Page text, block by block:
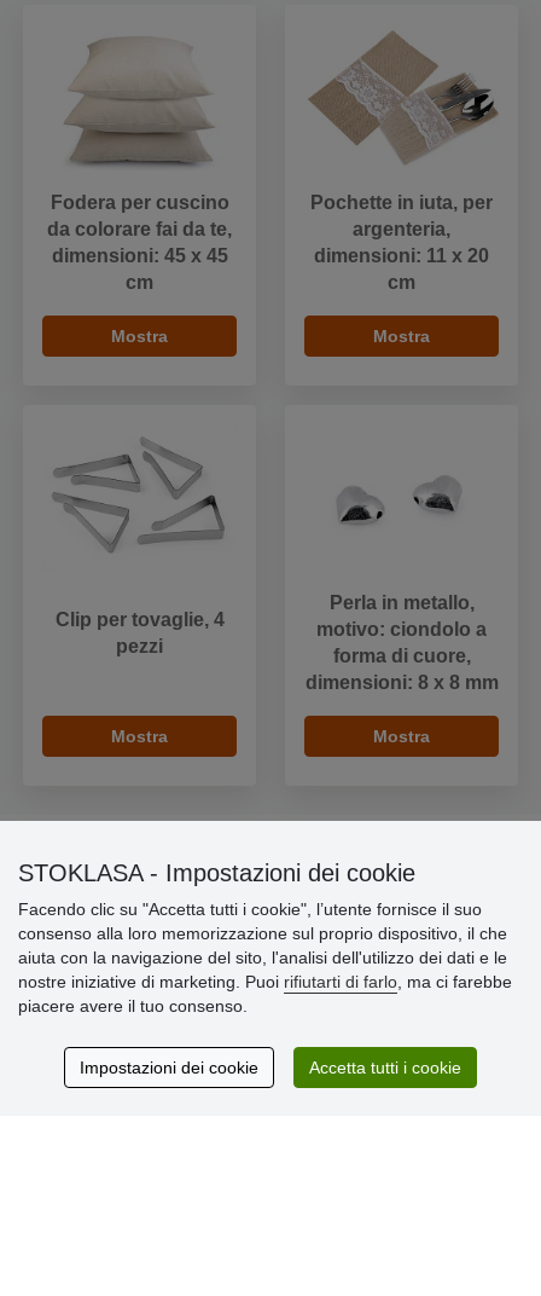
Fodera per cuscino
da colorare fai da te,
dimensioni: 45 x 45
cm
Mostra
Pochette in iuta, per
argenteria,
dimensioni: 11 x 20
cm
Mostra
Clip per tovaglie, 4
pezzi
Mostra
Perla in metallo,
motivo: ciondolo a
forma di cuore,
dimensioni: 8 x 8 mm
Mostra
» Impostazioni dei cookie
» Termini & Condizioni
» Informativa sulla Privacy
» Consegna e pagamento
» Programma fedeltà
STOKLASA - Impostazioni dei cookie
Facendo clic su "Accetta tutti i cookie", l’utente fornisce il suo
consenso alla loro memorizzazione sul proprio dispositivo, il che
aiuta con la navigazione del sito, l'analisi dell'utilizzo dei dati e le
nostre iniziative di marketing. Puoi rifiutarti di farlo , ma ci farebbe
piacere avere il tuo consenso.
Impostazioni dei cookie Accetta tutti i cookie